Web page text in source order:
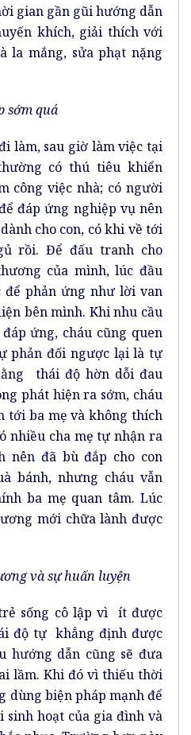
gian gần gũi hướng dẫn
khích, giải thích với
la mắng, sửa phạt nặng
sớm quá
làm, sau giờ làm việc tại
có thú tiêu khiển
công việc nhà; có người
đáp ứng nghiệp vụ nên
cho con, có khi về tới
rồi. Để đấu tranh cho
của mình, lúc đầu
để phản ứng như lời van
bên mình. Khi nhu cầu
ứng, cháu cũng quen
phản đối ngược lại là tự
thái độ hờn dỗi đau
phát hiện ra sớm, cháu
tới ba mẹ và không thích
nhiều cha mẹ tự nhận ra
nên đã bù đắp cho con
bánh, nhưng cháu vẫn
ba mẹ quan tâm. Lúc
mới chữa lành được
và sự huấn luyện
sống cô lập vì ít được
độ tự khẳng định được
hướng dẫn cũng sẽ đưa
lầm. Khi đó vì thiếu thời
dùng biện pháp mạnh để
hoạt của gia đình và